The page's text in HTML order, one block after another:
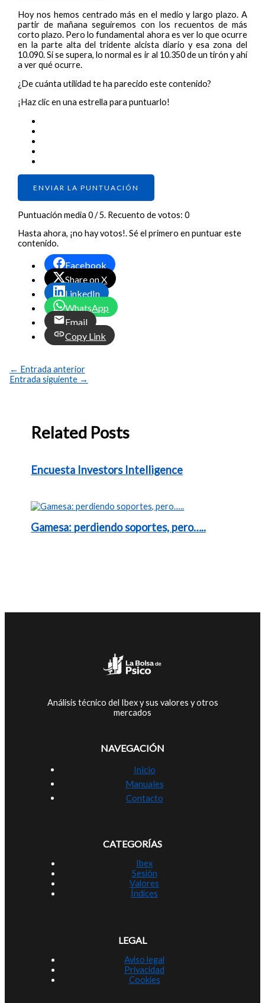
Hoy nos hemos centrado más en el medio y largo plazo. A
partir de mañana seguiremos con los recuentos de más
corto plazo. Pero lo fundamental ahora es ver lo que ocurre
en la parte alta del tridente alcista diario y esa zona del
10.090. Si se supera, lo normal es ir al 10.350 de un tirón y ahí
a ver qué ocurre.
¿De cuánta utilidad te ha parecido este contenido?
¡Haz clic en una estrella para puntuarlo!
ENVIAR LA PUNTUACIÓN
Puntuación media0/ 5. Recuento de votos:0
Hasta ahora, ¡no hay votos!. Sé el primero en puntuar este
contenido.
Facebook
Share on X
LinkedIn
WhatsApp
Email
Copy Link
← Entrada anterior
Entrada siguiente →
Related Posts
Encuesta Investors Intelligence
Gamesa: perdiendo soportes, pero…..
Análisis técnico del Ibex y sus valores y otros
mercados
NAVEGACIÓN
Inicio
Manuales
Contacto
CATEGORÍAS
Ibex
Sesión
Valores
Índices
LEGAL
Aviso legal
Privacidad
Cookies